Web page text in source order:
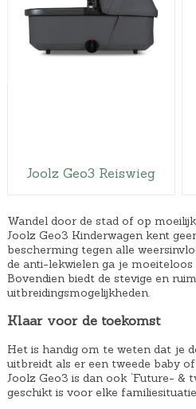
Joolz Geo3 Reiswieg
Wandel door de stad of op
Joolz Geo3 Kinderwagen kent
bescherming tegen alle
de anti-lekwielen ga je moeiteloos
Bovendien biedt de stevige en
uitbreidingsmogelijkheden.
Klaar voor de toekomst
Het is handig om te weten dat je
uitbreidt als er een tweede baby
Joolz Geo3 is dan ook ‘Future- &
geschikt is voor elke